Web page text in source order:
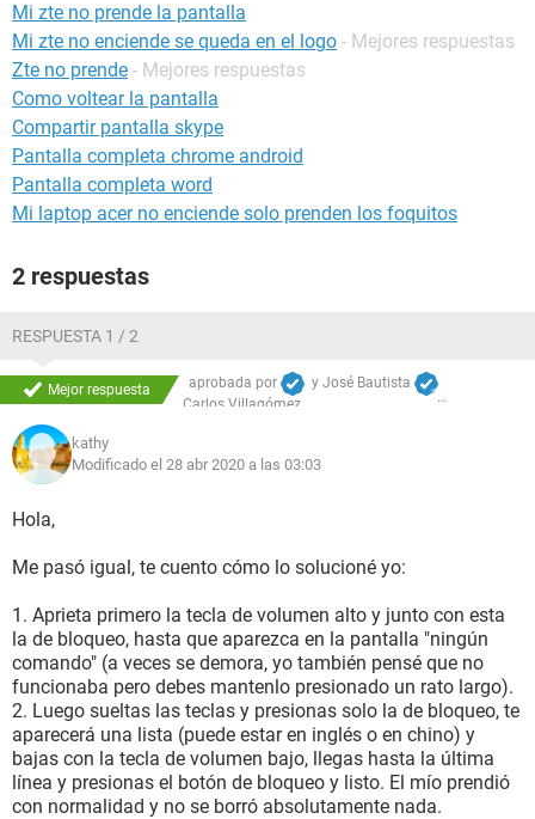
Mi zte no prende la pantalla
Mi zte no enciende se queda en el logo - Mejores respuestas
Zte no prende - Mejores respuestas
Como voltear la pantalla
Compartir pantalla skype
Pantalla completa chrome android
Pantalla completa word
Mi laptop acer no enciende solo prenden los foquitos
2 respuestas
RESPUESTA 1 / 2
Mejor respuesta
aprobada por
Carlos Villagómez
y José Bautista
kathy
Modificado el 28 abr 2020 a las 03:03
Hola,
Me pasó igual, te cuento cómo lo solucioné yo:
1. Aprieta primero la tecla de volumen alto y junto con esta
la de bloqueo, hasta que aparezca en la pantalla "ningún
comando" (a veces se demora, yo también pensé que no
funcionaba pero debes mantenlo presionado un rato largo).
2. Luego sueltas las teclas y presionas solo la de bloqueo, te
aparecerá una lista (puede estar en inglés o en chino) y
bajas con la tecla de volumen bajo, llegas hasta la última
línea y presionas el botón de bloqueo y listo. El mío prendió
con normalidad y no se borró absolutamente nada.